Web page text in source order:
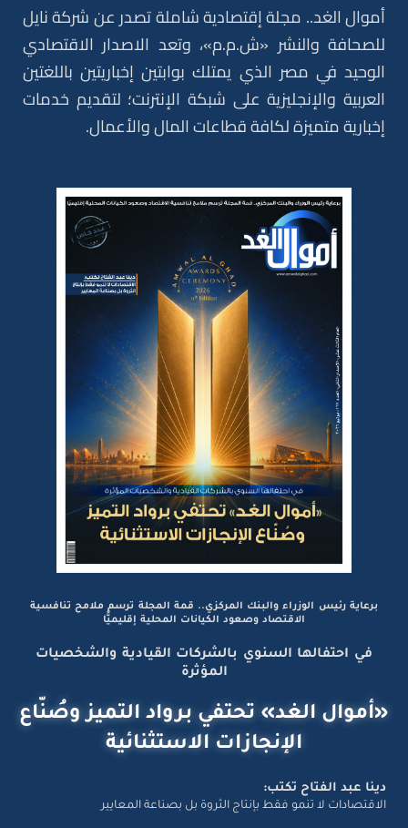
أموال الغد.. مجلة إقتصادية شاملة تصدر عن شركة نايل
للصحافة والنشر «ش.م.م»، وتعد الاصدار الاقتصادي
الوحيد في مصر الذي يمتلك بوابتين إخباريتين باللغتين
العربية والإنجليزية على شبكة الإنترنت؛ لتقديم خدمات
إخبارية متميزة لكافة قطاعات المال والأعمال.
برعاية رئيس الوزراء والبنك المركزي.. قمة المجلة ترسم ملامح تنافسية
الاقتصاد وصعود الكيانات المحلية إقليميًّا
في احتفالها السنوي بالشركات القيادية والشخصيات
المؤثرة
«أموال الغد» تحتفي برواد التميز وصُنّاع
الإنجازات الاستثنائية
دينا عبد الفتاح تكتب:
الاقتصادات لا تنمو فقط بإنتاج الثروة بل بصناعة المعايير